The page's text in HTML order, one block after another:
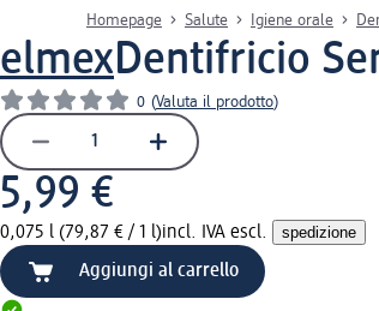
Homepage Salute Igiene orale
elmexDentifricio
0 (Valuta il prodotto)
5,99 €
0,075 l (79,87 € / 1 l)incl. IVA escl. spedizione
Aggiungi al carrello